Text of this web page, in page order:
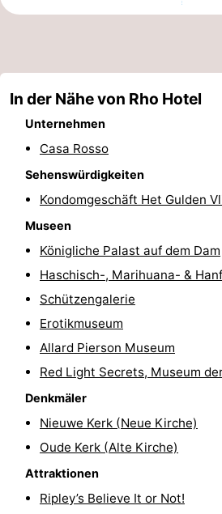
Aussichtspunkte
Attraktionen
Rundfahrten
Experiences
Dörfer
Städte
Führungen
Sport
Radfahren
Wandern
Unterhaltung
Nachtleben
Essen
und
Einkäufen
In der Nähe von Rho Hotel
Unternehmen
Casa Rosso
Sehenswürdigkeiten
Kondomgeschäft Het Gulden
Museen
Königliche Palast auf dem Dam
Haschisch-, Marihuana- &
Schützengalerie
Erotikmuseum
Allard Pierson Museum
Red Light Secrets, Museum
Denkmäler
Nieuwe Kerk (Neue Kirche)
Oude Kerk (Alte Kirche)
Attraktionen
Ripley’s Believe It or Not!